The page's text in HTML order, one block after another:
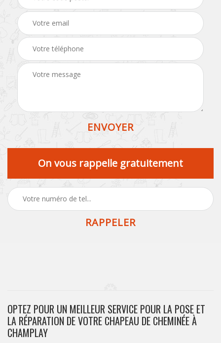
On vous rappelle gratuitement
OPTEZ POUR UN MEILLEUR SERVICE POUR LA POSE ET
LA RÉPARATION DE VOTRE CHAPEAU DE CHEMINÉE À
CHAMPLAY